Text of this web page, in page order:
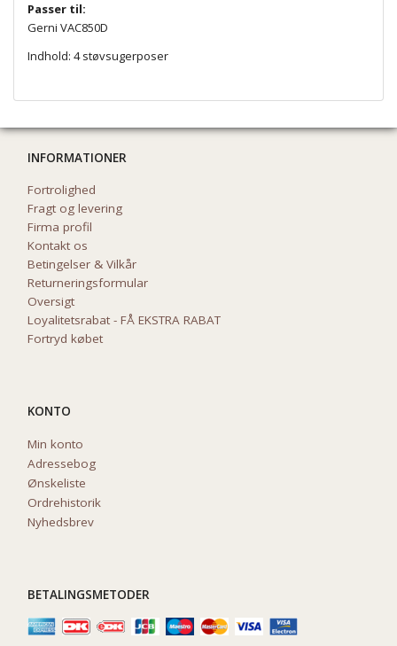
Passer til:
Gerni VAC850D
Indhold: 4 støvsugerposer
INFORMATIONER
Fortrolighed
Fragt og levering
Firma profil
Kontakt os
Betingelser & Vilkår
Returneringsformular
Oversigt
Loyalitetsrabat - FÅ EKSTRA RABAT
Fortryd købet
KONTO
Min konto
Adressebog
Ønskeliste
Ordrehistorik
Nyhedsbrev
BETALINGSMETODER